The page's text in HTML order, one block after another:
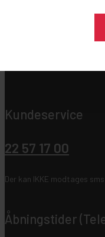
Kundeservice
22 57 17 00
Der kan IKKE modtages
Åbningstider